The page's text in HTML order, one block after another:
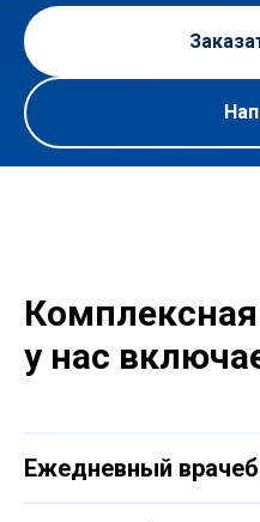
у нас
Ежедневный